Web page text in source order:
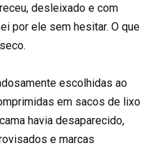
desleixado e com
por ele sem hesitar. O que
escolhidas ao
em sacos de lixo
havia desaparecido,
e marcas